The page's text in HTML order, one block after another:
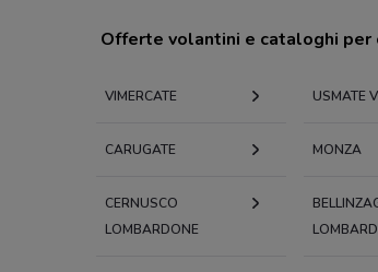
Offerte volantini e cataloghi per
VIMERCATE USMATE
CARUGATE MONZA
CERNUSCO
LOMBARDONE